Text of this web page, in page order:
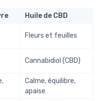
Huile de CBD
Fleurs et feuilles
Cannabidiol (CBD)
Calme, équilibre,
apaise